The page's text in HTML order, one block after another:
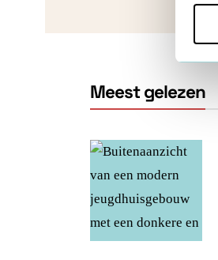
Meest gelezen